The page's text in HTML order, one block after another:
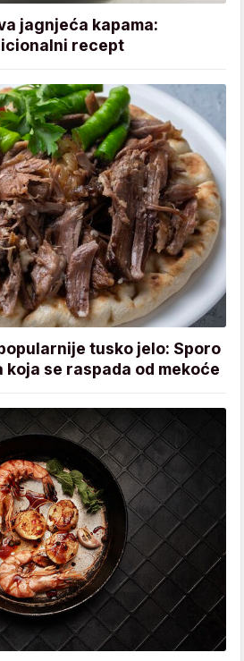
jagnjeća kapama:
recept
tusko jelo: Sporo
se raspada od mekoće